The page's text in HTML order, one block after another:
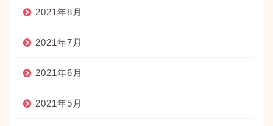
2021年8月
2021年7月
2021年6月
2021年5月